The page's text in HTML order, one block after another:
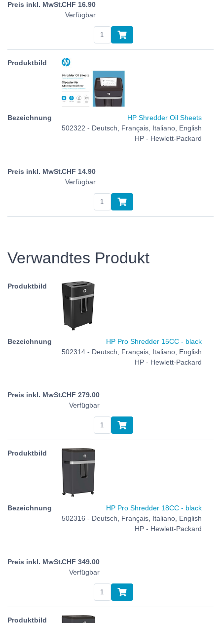
CHF 16.90
Verfügbar
HP Shredder Oil Sheets
502322 - Deutsch, Français, Italiano, English
HP - Hewlett-Packard
CHF 14.90
Verfügbar
Verwandtes Produkt
HP Pro Shredder 15CC - black
502314 - Deutsch, Français, Italiano, English
HP - Hewlett-Packard
CHF 279.00
Verfügbar
HP Pro Shredder 18CC - black
502316 - Deutsch, Français, Italiano, English
HP - Hewlett-Packard
CHF 349.00
Verfügbar